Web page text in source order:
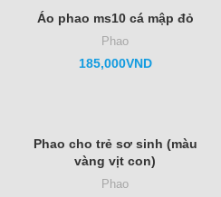
Áo phao ms10 cá mập đỏ
Phao
185,000VND
Phao cho trẻ sơ sinh (màu
vàng vịt con)
Phao